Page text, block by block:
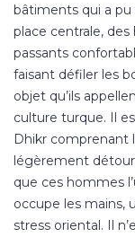
bâtiments qui a pu
place centrale,
passants
faisant défiler les
objet qu’ils
culture turque. Il
Dhikr comprenant
légèrement
que ces hommes
occupe les mains,
stress oriental. Il